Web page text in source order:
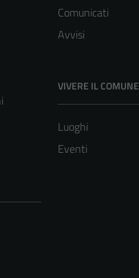
Comunicati
Avvisi
VIVERE IL COMUNE
Luoghi
Eventi